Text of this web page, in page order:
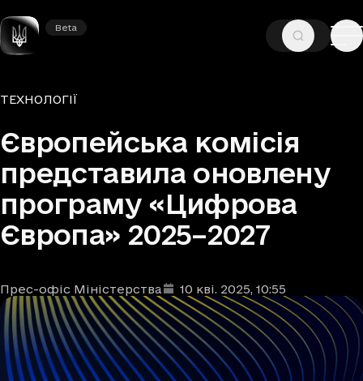
Beta
Beta
ГОЛОВНА —НОВИНИ
Рубрики
ТЕХНОЛОГІЇ
Європейська комісія
представила оновлену
програму «Цифрова
Європа» 2025–2027
Автори
Прес-офіс Міністерства
Дата та час публікації : 10 кві. 2025, 10:55